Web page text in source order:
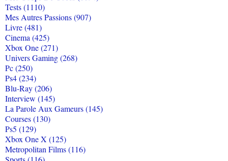
Tests (1110)
Mes Autres Passions (907)
Livre (481)
Cinema (425)
Xbox One (271)
Univers Gaming (268)
Pc (250)
Ps4 (234)
Blu-Ray (206)
Interview (145)
La Parole Aux Gameurs (145)
Courses (130)
Ps5 (129)
Xbox One X (125)
Metropolitan Films (116)